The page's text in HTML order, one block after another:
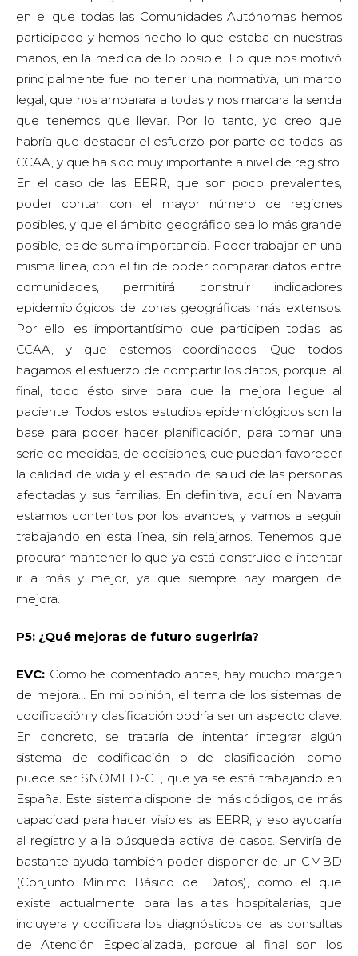
en el que todas las Comunidades Autónomas hemos
participado y hemos hecho lo que estaba en nuestras
manos, en la medida de lo posible. Lo que nos motivó
principalmente fue no tener una normativa, un marco
legal, que nos amparara a todas y nos marcara la senda
que tenemos que llevar. Por lo tanto, yo creo que
habría que destacar el esfuerzo por parte de todas las
CCAA, y que ha sido muy importante a nivel de registro.
En el caso de las EERR, que son poco prevalentes,
poder contar con el mayor número de regiones
posibles, y que el ámbito geográfico sea lo más grande
posible, es de suma importancia. Poder trabajar en una
misma línea, con el fin de poder comparar datos entre
comunidades, permitirá construir indicadores
epidemiológicos de zonas geográficas más extensos.
Por ello, es importantísimo que participen todas las
CCAA, y que estemos coordinados. Que todos
hagamos el esfuerzo de compartir los datos, porque, al
final, todo ésto sirve para que la mejora llegue al
paciente. Todos estos estudios epidemiológicos son la
base para poder hacer planificación, para tomar una
serie de medidas, de decisiones, que puedan favorecer
la calidad de vida y el estado de salud de las personas
afectadas y sus familias. En definitiva, aquí en Navarra
estamos contentos por los avances, y vamos a seguir
trabajando en esta línea, sin relajarnos. Tenemos que
procurar mantener lo que ya está construido e intentar
ir a más y mejor, ya que siempre hay margen de
mejora.
P5: ¿Qué mejoras de futuro sugeriría?
EVC: Como he comentado antes, hay mucho margen
de mejora… En mi opinión, el tema de los sistemas de
codificación y clasificación podría ser un aspecto clave.
En concreto, se trataría de intentar integrar algún
sistema de codificación o de clasificación, como
puede ser SNOMED-CT, que ya se está trabajando en
España. Este sistema dispone de más códigos, de más
capacidad para hacer visibles las EERR, y eso ayudaría
al registro y a la búsqueda activa de casos. Serviría de
bastante ayuda también poder disponer de un CMBD
(Conjunto Mínimo Básico de Datos), como el que
existe actualmente para las altas hospitalarias, que
incluyera y codificara los diagnósticos de las consultas
de Atención Especializada, porque al final son los